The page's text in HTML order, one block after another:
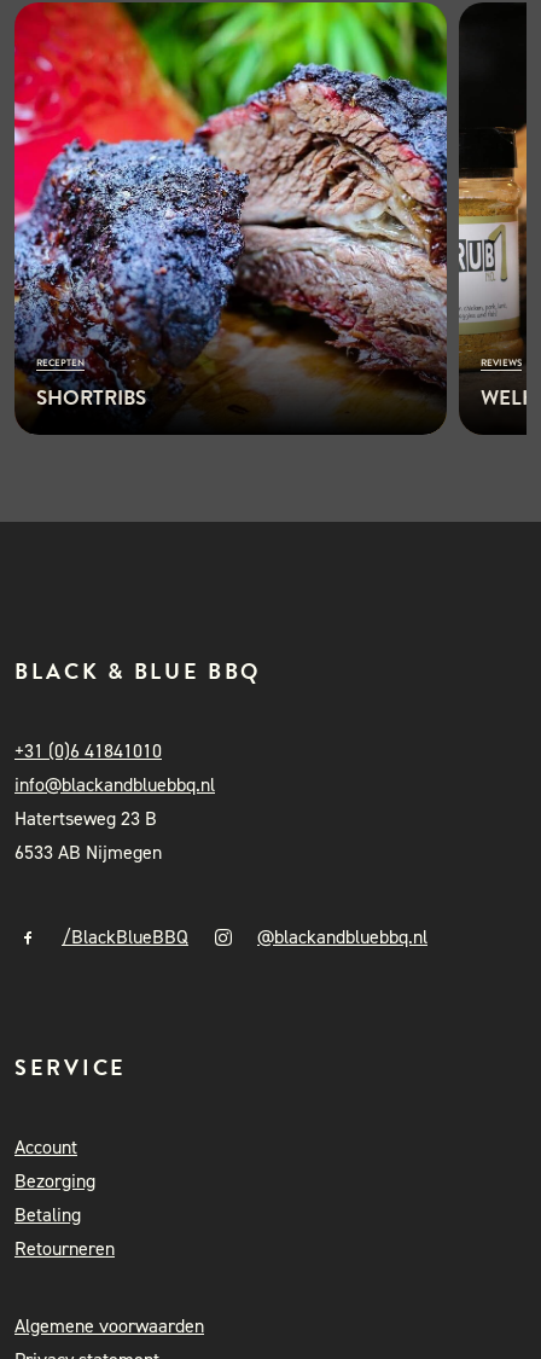
RECEPTEN
SHORTRIBS READ
REVIEWS
BLACK & BLUE BBQ
+31 (0)6 41841010
info@blackandbluebbq.nl
Hatertseweg 23 B
6533 AB Nijmegen
/BlackBlueBBQ @blackandbluebbq.nl
SERVICE
Account
Bezorging
Betaling
Retourneren
Algemene voorwaarden